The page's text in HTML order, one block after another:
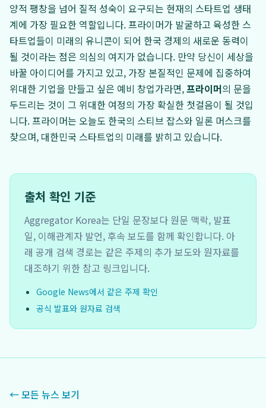
양적 팽창을 넘어 질적 성숙이 요구되는 현재의 스타트업 생태
계에 가장 필요한 역할입니다. 프라이머가 발굴하고 육성한 스
타트업들이 미래의 유니콘이 되어 한국 경제의 새로운 동력이
될 것이라는 점은 의심의 여지가 없습니다. 만약 당신이 세상을
바꿀 아이디어를 가지고 있고, 가장 본질적인 문제에 집중하여
위대한 기업을 만들고 싶은 예비 창업가라면,프라이머의 문을
두드리는 것이 그 위대한 여정의 가장 확실한 첫걸음이 될 것입
니다. 프라이머는 오늘도 한국의 스티브 잡스와 일론 머스크를
찾으며, 대한민국 스타트업의 미래를 밝히고 있습니다.
출처 확인 기준
Aggregator Korea는 단일 문장보다 원문 맥락, 발표
일, 이해관계자 발언, 후속 보도를 함께 확인합니다. 아
래 공개 검색 경로는 같은 주제의 추가 보도와 원자료를
대조하기 위한 참고 링크입니다.
Google News에서 같은 주제 확인
공식 발표와 원자료 검색
← 모든 뉴스 보기